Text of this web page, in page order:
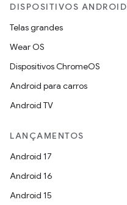
DISPOSITIVOS ANDROID
Telas grandes
Wear OS
Dispositivos ChromeOS
Android para carros
Android TV
LANÇAMENTOS
Android 17
Android 16
Android 15